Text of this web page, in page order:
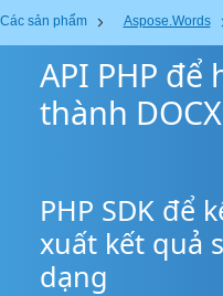
Các sản phẩm Aspose.Words
API PHP để
thành DOCX
PHP SDK để
xuất kết quả
dạng